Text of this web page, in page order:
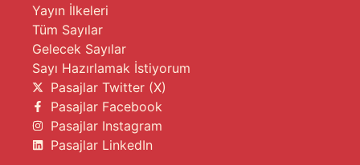
Yayın İlkeleri
Tüm Sayılar
Gelecek Sayılar
Sayı Hazırlamak İstiyorum
Pasajlar Twitter (X)
Pasajlar Facebook
Pasajlar Instagram
Pasajlar LinkedIn